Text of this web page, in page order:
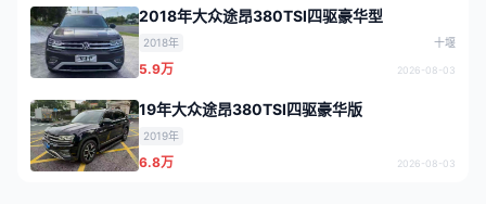
2018年大众途昂380TSI四驱豪华型
2018年 十堰
5.9万 2026-08-03
19年大众途昂380TSI四驱豪华版
2019年
6.8万 2026-08-03